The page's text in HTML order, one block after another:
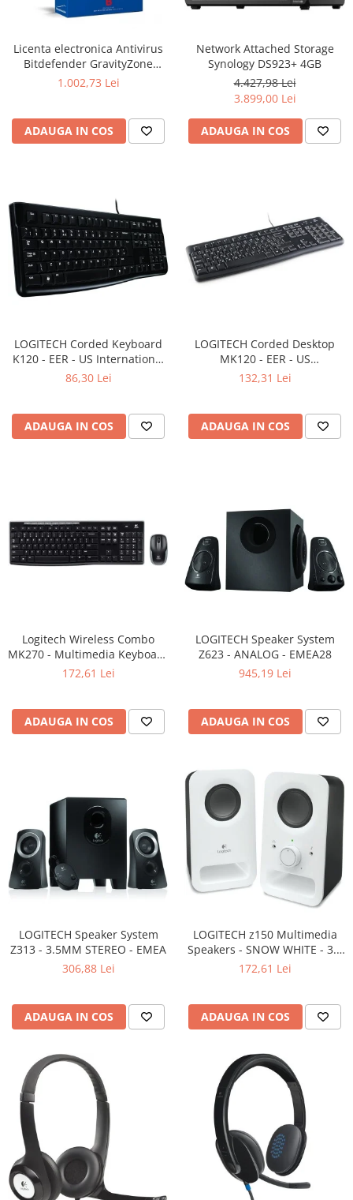
Smartphone IPhone
Casti
Mouse Pad
USB Hub
Licenta electronica Antivirus
Bitdefender GravityZone
Business Security, 5 useri, 2
1.002,73 Lei
ADAUGA IN COS
Network Attached Storage
Synology DS923+ 4GB
4.427,98 Lei
3.899,00 Lei
ADAUGA IN COS
LOGITECH Corded Keyboard
K120 - EER - US International
layout
86,30 Lei
ADAUGA IN COS
LOGITECH Corded Desktop
MK120 - EER - US
International layout
132,31 Lei
ADAUGA IN COS
Logitech Wireless Combo
MK270 - Multimedia Keyboard
+ Mouse, Black
172,61 Lei
ADAUGA IN COS
LOGITECH Speaker System
Z623 - ANALOG - EMEA28
945,19 Lei
ADAUGA IN COS
LOGITECH Speaker System
Z313 - 3.5MM STEREO - EMEA
306,88 Lei
ADAUGA IN COS
LOGITECH z150 Multimedia
Speakers - SNOW WHITE - 3.5
MM - EU
172,61 Lei
ADAUGA IN COS